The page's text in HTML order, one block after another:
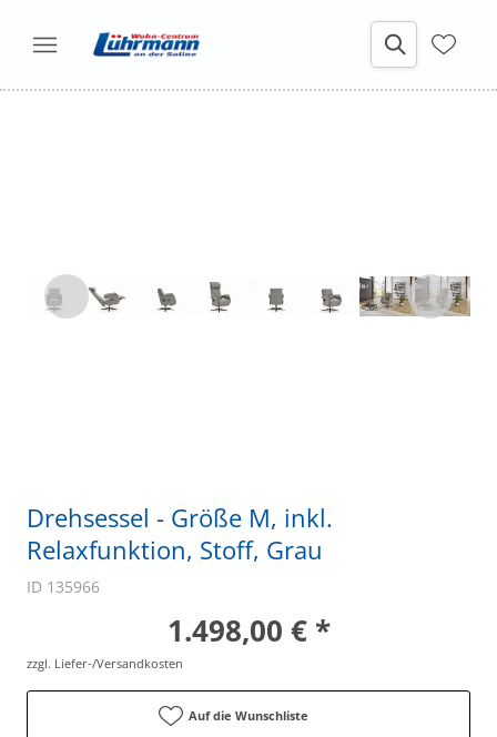
Drehsessel - Größe M, inkl.
Relaxfunktion, Stoff, Grau
ID 135966
1.498,00 € *
zzgl. Liefer-/Versandkosten
Auf die Wunschliste